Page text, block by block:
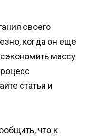
своего
когда он еще
массу
статьи и
что к